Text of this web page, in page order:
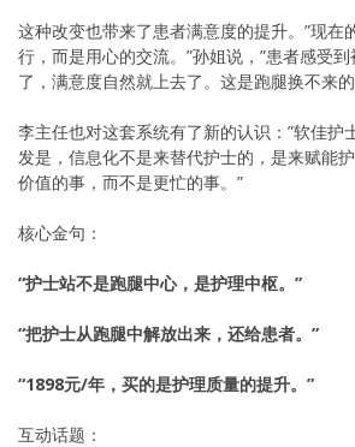
这种改变也带来了患者满意度的提升。”现在
行，而是用心的交流。”孙姐说，”患者感受
了，满意度自然就上去了。这是跑腿换不来
李主任也对这套系统有了新的认识：”软佳护
发是，信息化不是来替代护士的，是来赋能
价值的事，而不是更忙的事。”
核心金句：
“护士站不是跑腿中心，是护理中枢。”
“把护士从跑腿中解放出来，还给患者。”
“1898元/年，买的是护理质量的提升。”
互动话题：